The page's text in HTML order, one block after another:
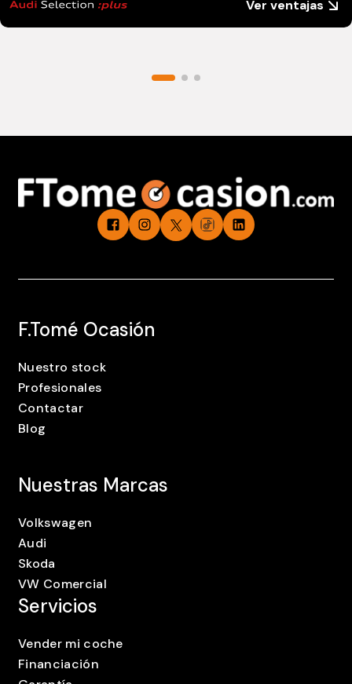
Ver ventajas
F.Tomé Ocasión
Nuestro stock
Profesionales
Contactar
Blog
Nuestras Marcas
Volkswagen
Audi
Skoda
VW Comercial
Servicios
Vender mi coche
Financiación